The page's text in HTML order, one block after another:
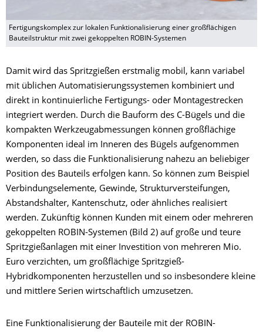
Fertigungskomplex zur lokalen Funktionalisierung einer großflächigen
Bauteilstruktur mit zwei gekoppelten ROBIN-Systemen
Damit wird das Spritzgießen erstmalig mobil, kann variabel
mit üblichen Automatisierungssystemen kombiniert und
direkt in kontinuierliche Fertigungs- oder Montagestrecken
integriert werden. Durch die Bauform des C-Bügels und die
kompakten Werkzeugabmessungen können großflächige
Komponenten ideal im Inneren des Bügels aufgenommen
werden, so dass die Funktionalisierung nahezu an beliebiger
Position des Bauteils erfolgen kann. So können zum Beispiel
Verbindungselemente, Gewinde, Strukturversteifungen,
Abstandshalter, Kantenschutz, oder ähnliches realisiert
werden. Zukünftig können Kunden mit einem oder mehreren
gekoppelten ROBIN-Systemen (Bild 2) auf große und teure
Spritzgießanlagen mit einer Investition von mehreren Mio.
Euro verzichten, um großflächige Spritzgieß-
Hybridkomponenten herzustellen und so insbesondere kleine
und mittlere Serien wirtschaftlich umzusetzen.
Eine Funktionalisierung der Bauteile mit der ROBIN-